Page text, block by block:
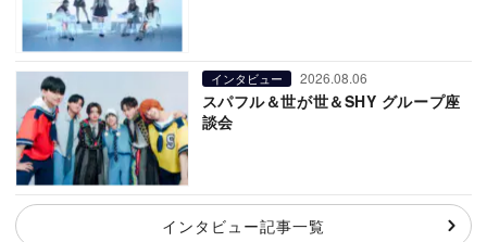
インタビュー 2026.08.06
スパフル＆世が世＆SHY グループ座
談会
インタビュー記事一覧